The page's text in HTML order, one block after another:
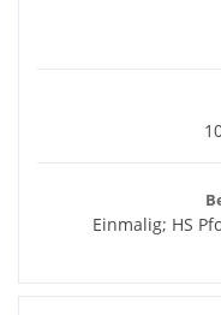
Einmalig; HS